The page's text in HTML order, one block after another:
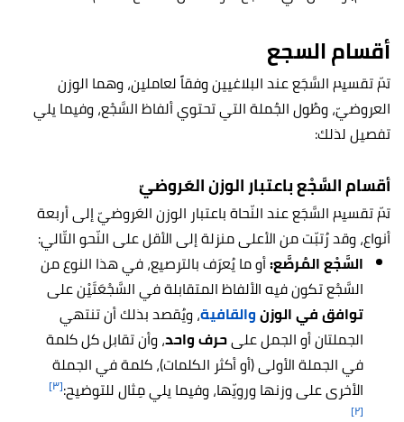
أقسام السجع
تمّ تقسيم السَّجَع عند البلاغيين وفقاً لعاملين، وهما الوزن
العروضيّ، وطُول الجُملة التي تحتوي ألفاظ السَّجْع، وفيما يلي
تفصيل لذلك:
أقسام السَّجْع باعتبار الوزن العَروضيّ
تمّ تقسيم السَّجَع عند النّحاة باعتبار الوزن العَروضيّ إلى أربعة
أنواع، وقد رُتبّت من الأعلى منزلة إلى الأقل على النّحو التّالي:
السَّجْع المُرصَّع:أو ما يُعرَف بالترصيع، في هذا النوع من
السَّجْع تكون فيه الألفاظ المتقابلة في السَّجْعَتَيْن على
توافق فيالوزنوالقافية، ويُقصد بذلك أن تنتهي
الجملتان أو الجمل علىحرف واحد، وأن تقابل كل كلمة
في الجملة الأولى (أو أكثر الكلمات)، كلمة في الجملة
الأخرى على وزنها ورويّها، وفيما يلي مِثال للتوضيح:[٣]
[٢]